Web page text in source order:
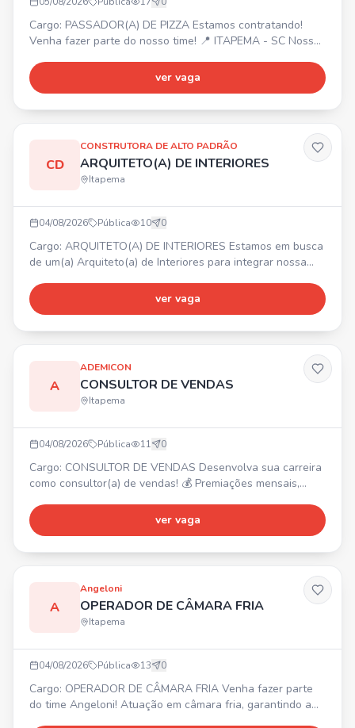
Cargo: PASSADOR(A) DE PIZZA Estamos contratando!
Venha fazer parte do nosso time! 📍 ITAPEMA - SC Nossa
oportunidade de crescimento, reconhecimento e
valorização. Interessados, entrem em contato com Gabriel
ver vaga
CD
CONSTRUTORA DE ALTO PADRÃO
ARQUITETO(A) DE INTERIORES
Itapema
04/08/2026 Pública 10 0
Cargo: ARQUITETO(A) DE INTERIORES Estamos em busca
de um(a) Arquiteto(a) de Interiores para integrar nossa
desenvolvimento de projetos de interiores, elaboração de
layouts, modelagem 3D, levantamento de medidas,
ver vaga
A
ADEMICON
CONSULTOR DE VENDAS
Itapema
04/08/2026 Pública 11 0
Cargo: CONSULTOR DE VENDAS Desenvolva sua carreira
como consultor(a) de vendas! 💰 Premiações mensais,
comprometimento, boa comunicação e proatividade. 📍
Oportunidade para unidade de Itapema.
ver vaga
A
Angeloni
OPERADOR DE CÂMARA FRIA
Itapema
04/08/2026 Pública 13 0
Cargo: OPERADOR DE CÂMARA FRIA Venha fazer parte
do time Angeloni! Atuação em câmara fria, garantindo a